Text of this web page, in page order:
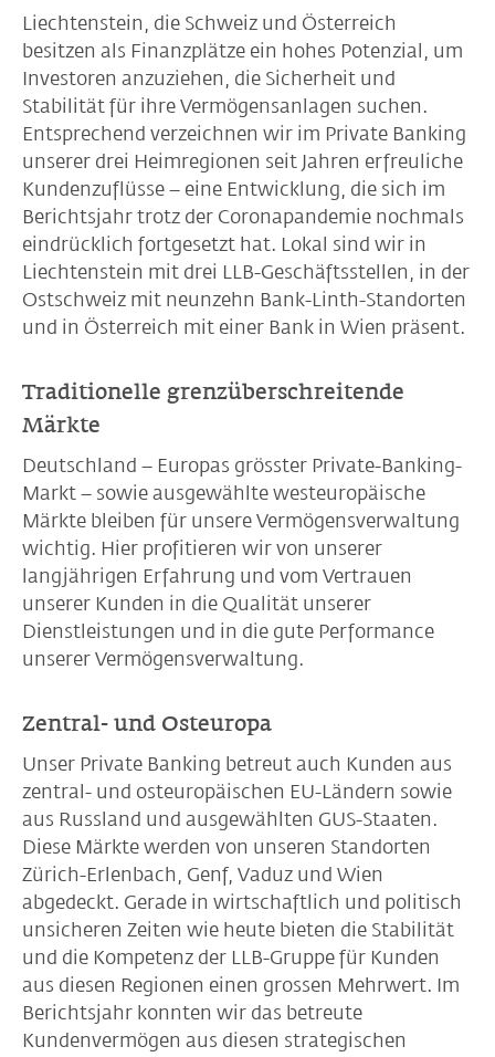
Liechtenstein, die Schweiz und Österreich
besitzen als Finanzplätze ein hohes Potenzial, um
Investoren anzuziehen, die Sicherheit und
Stabilität für ihre Vermögensanlagen suchen.
Entsprechend verzeichnen wir im Private Banking
unserer drei Heimregionen seit Jahren erfreuliche
Kundenzuflüsse – eine Entwicklung, die sich im
Berichtsjahr trotz der Coronapandemie nochmals
eindrücklich fortgesetzt hat. Lokal sind wir in
Liechtenstein mit drei LLB-Geschäftsstellen, in der
Ostschweiz mit neunzehn Bank-Linth-Standorten
und in Österreich mit einer Bank in Wien präsent.
Traditionelle grenzüberschreitende
Märkte
Deutschland – Europas grösster Private-Banking-
Markt – sowie ausgewählte westeuropäische
Märkte bleiben für unsere Vermögensverwaltung
wichtig. Hier profitieren wir von unserer
langjährigen Erfahrung und vom Vertrauen
unserer Kunden in die Qualität unserer
Dienstleistungen und in die gute Performance
unserer Vermögensverwaltung.
Zentral- und Osteuropa
Unser Private Banking betreut auch Kunden aus
zentral- und osteuropäischen EU-Ländern sowie
aus Russland und ausgewählten GUS-Staaten.
Diese Märkte werden von unseren Standorten
Zürich-Erlenbach, Genf, Vaduz und Wien
abgedeckt. Gerade in wirtschaftlich und politisch
unsicheren Zeiten wie heute bieten die Stabilität
und die Kompetenz der LLB-Gruppe für Kunden
aus diesen Regionen einen grossen Mehrwert. Im
Berichtsjahr konnten wir das betreute
Kundenvermögen aus diesen strategischen